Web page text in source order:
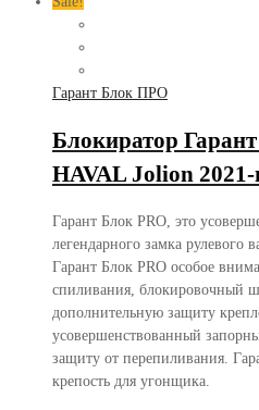
Гарант Блок ПРО
Блокиратор
HAVAL Jolion 2021-
Гарант Блок PRO, это
легендарного замка рулевого
Гарант Блок PRO особое
спиливания, блокировочный
дополнительную защиту
усовершенствованный
защиту от перепиливания.
крепость для угонщика.